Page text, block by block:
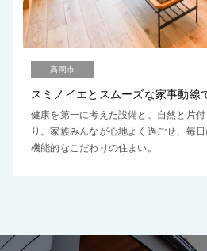
高岡市
健康を第一に考えた設備と、自然と片
り。家族みんなが心地よく過ごせ、毎
機能的なこだわりの住まい。